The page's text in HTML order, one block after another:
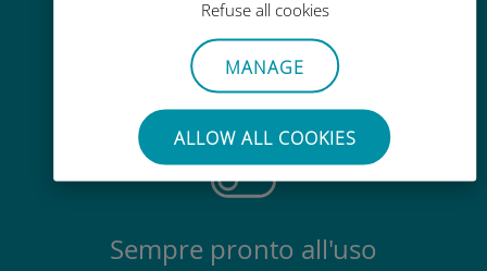
Refuse all cookies
MANAGE
ALLOW ALL COOKIES
Senza sforzo
Non è necessario rimuovere la
scheda SIM esistente
Sempre pronto all'uso